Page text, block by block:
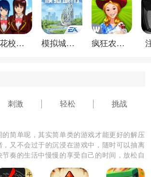
戏体验：
的趣味性。
樱花校园模拟器1.048.00中文版 模拟城市我是巿长联机版 疯狂农场3美国派19
刺激 轻松 挑战
简单呢，其实简单类的游戏才能更好的解压
又不会过于的沉浸在游戏中，随时可以抽离
奏的生活中慢慢的享受自己的时间，放松自